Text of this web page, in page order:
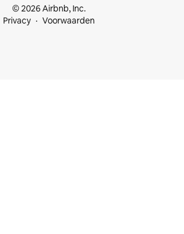
© 2026 Airbnb, Inc.
Privacy
Voorwaarden